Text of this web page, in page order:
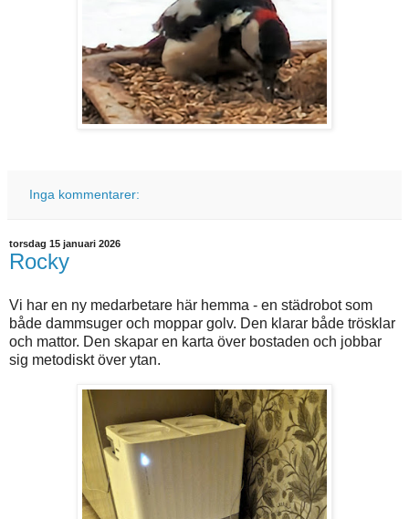
Inga kommentarer:
torsdag 15 januari 2026
Rocky
Vi har en ny medarbetare här hemma - en städrobot som
både dammsuger och moppar golv. Den klarar både trösklar
och mattor. Den skapar en karta över bostaden och jobbar
sig metodiskt över ytan.